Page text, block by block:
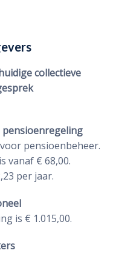
collectieve
pensioenregeling
pensioenbeheer.
vanaf € 68,00.
per jaar.
is € 1.015,00.